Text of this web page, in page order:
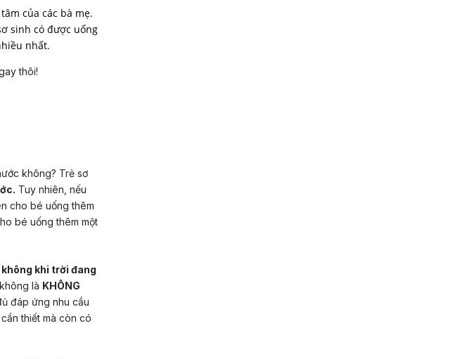
của các bà mẹ.
sinh có được uống
nhất.
thôi!
không? Trẻ sơ
Tuy nhiên, nếu
cho bé uống thêm
bé uống thêm một
khi trời đang
là KHÔNG
đáp ứng nhu cầu
thiết mà còn có